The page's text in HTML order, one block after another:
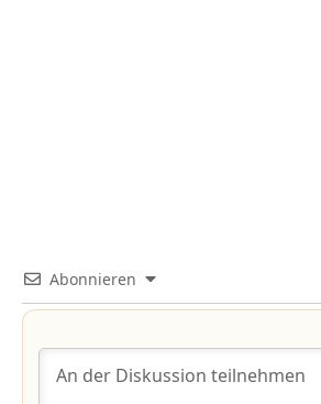
Abonnieren